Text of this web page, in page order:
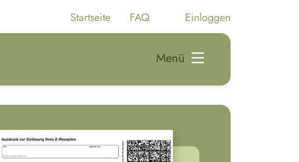
Startseite FAQ Einloggen
Menü